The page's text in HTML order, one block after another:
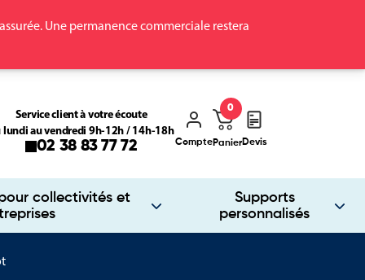
Une permanence commerciale restera
collectivités et
Supports
personnalisés
Service client à votre écoute
lundi au vendredi 9h-12h / 14h-18h
02 38 83 77 72 ComptePanier
0
Devis